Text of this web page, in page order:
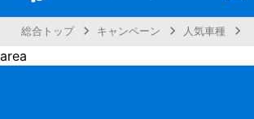
総合トップ キャンペーン 人気車種
area